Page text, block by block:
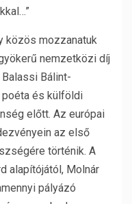
közös mozzanatuk
nemzetközi díj
Bálint-
és külföldi
előtt. Az európai
az első
történik. A
alapítójától, Molnár
pályázó